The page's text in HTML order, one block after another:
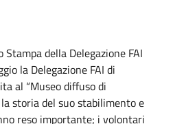
della Delegazione FAI
la Delegazione FAI di
al “Museo diffuso di
storia del suo stabilimento e
reso importante; i volontari